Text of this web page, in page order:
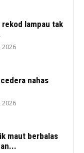
lampau tak
2026
nahas
2026
maut berbalas